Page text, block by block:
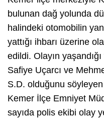
bulunan dağ yolunda
halindeki otomobilin
yattığı ihbarı üzerine
edildi. Olayın
Safiye Uçarcı ve
S.D. olduğunu söyleyen
Kemer İlçe Emniyet
sayıda polis ekibi olay